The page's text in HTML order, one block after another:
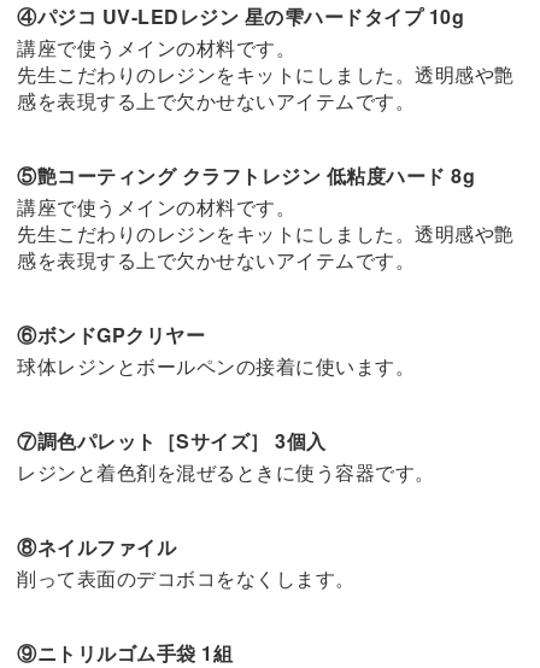
④パジコ UV-LEDレジン 星の雫ハードタイプ 10g
講座で使うメインの材料です。
先生こだわりのレジンをキットにしました。透明感や艶
感を表現する上で欠かせないアイテムです。
⑤艶コーティング クラフトレジン 低粘度ハード 8g
講座で使うメインの材料です。
先生こだわりのレジンをキットにしました。透明感や艶
感を表現する上で欠かせないアイテムです。
⑥ボンドGPクリヤー
球体レジンとボールペンの接着に使います。
⑦調色パレット［Sサイズ］ 3個入
レジンと着色剤を混ぜるときに使う容器です。
⑧ネイルファイル
削って表面のデコボコをなくします。
⑨ニトリルゴム手袋 1組